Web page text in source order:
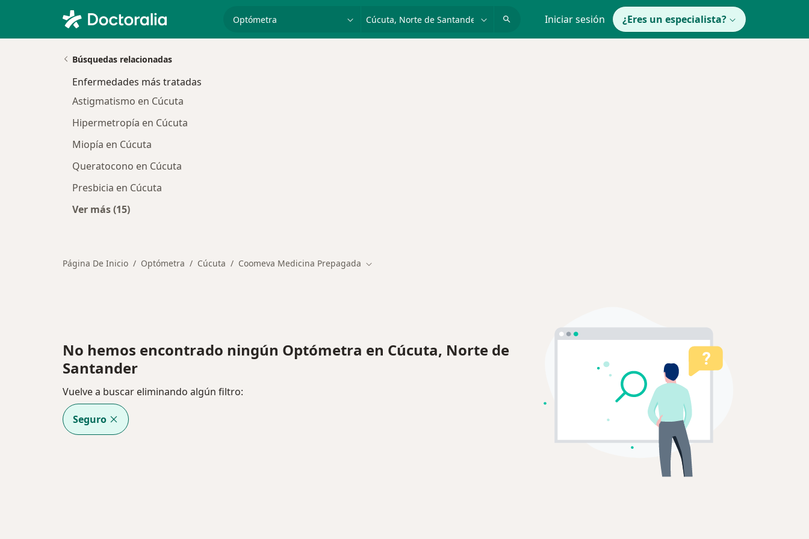
especialidad, enfermedad o nombrep. ej. Bogotá Iniciar sesión ¿Eres un especialista?
Búsquedas relacionadas
Enfermedades más tratadas
Astigmatismo en Cúcuta
Hipermetropía en Cúcuta
Miopía en Cúcuta
Queratocono en Cúcuta
Presbicia en Cúcuta
Ver más (15)
Página De Inicio Optómetra Cúcuta Coomeva Medicina Prepagada Cambiar de ciudad
No hemos encontrado ningún Optómetra en Cúcuta, Norte de
Santander
Vuelve a buscar eliminando algún filtro:
Seguro